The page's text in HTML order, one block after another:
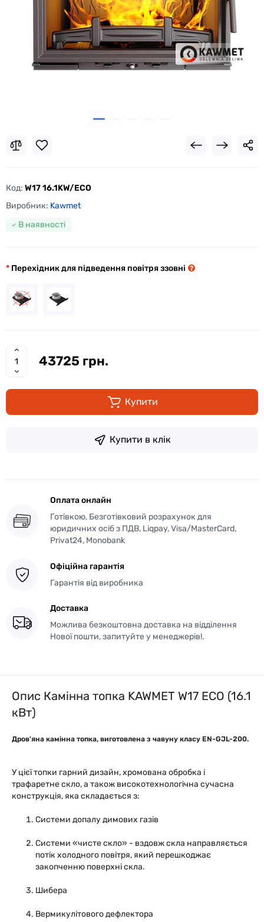
Код: W17 16.1KW/EСO
Виробник: Kawmet
В наявності
Перехідник для підведення повітря ззовні
43725 грн.
Купити
Купити в клік
Оплата онлайн
Готівкою, Безготівковий розрахунок для
юридичних осіб з ПДВ, Liqpay, Visa/MasterCard,
Privat24, Monobank
Офіційна гарантія
Гарантія від виробника
Доставка
Можлива безкоштовна доставка на відділення
Нової пошти, запитуйте у менеджерів!.
Опис Камінна топка KAWMET W17 ECO (16.1
кВт)
Дров'яна камінна топка, виготовлена ​​з чавуну класу EN-GJL-200.
У цієї топки гарний дизайн, хромована обробка і
трафаретне скло, а також високотехнологічна сучасна
конструкція, яка складається з:
Системи допалу димових газів
Системи «чисте скло» - вздовж скла направляється
потік холодного повітря, який перешкоджає
закопченню поверхні скла.
Шибера
Вермикулітового дефлектора